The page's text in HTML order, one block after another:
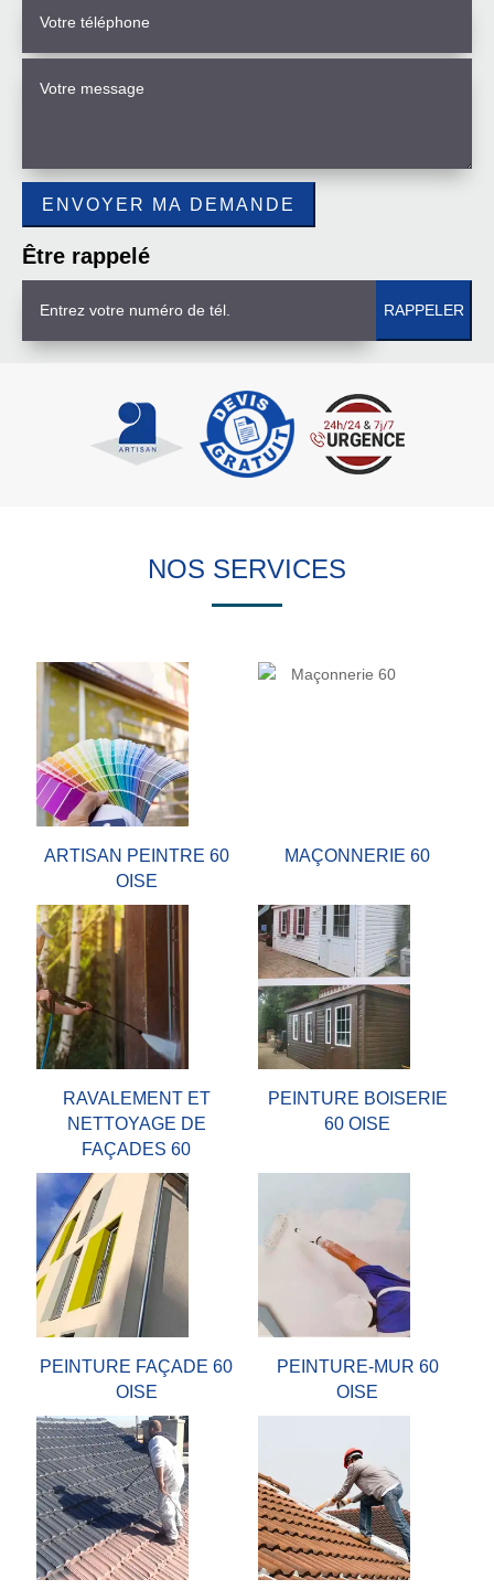
Être rappelé
NOS SERVICES
ARTISAN PEINTRE 60
OISE
MAÇONNERIE 60
RAVALEMENT ET
NETTOYAGE DE
FAÇADES 60
PEINTURE BOISERIE
60 OISE
PEINTURE FAÇADE 60
OISE
PEINTURE-MUR 60
OISE